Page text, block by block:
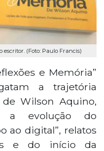
escritor. (Foto: Paulo Francis)
e Memória”
a trajetória
Wilson Aquino,
a evolução do
ao digital”, relatos
e do início da